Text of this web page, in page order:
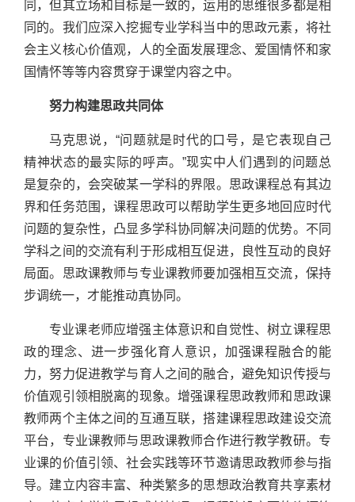
同，但其立场和目标是一致的，运用的思维很多都是相
同的。我们应深入挖掘专业学科当中的思政元素，将社
会主义核心价值观，人的全面发展理念、爱国情怀和家
国情怀等等内容贯穿于课堂内容之中。
努力构建思政共同体
马克思说，“问题就是时代的口号，是它表现自己
精神状态的最实际的呼声。”现实中人们遇到的问题总
是复杂的，会突破某一学科的界限。思政课程总有其边
界和任务范围，课程思政可以帮助学生更多地回应时代
问题的复杂性，凸显多学科协同解决问题的优势。不同
学科之间的交流有利于形成相互促进，良性互动的良好
局面。思政课教师与专业课教师要加强相互交流，保持
步调统一，才能推动真协同。
专业课老师应增强主体意识和自觉性、树立课程思
政的理念、进一步强化育人意识，加强课程融合的能
力，努力促进教学与育人之间的融合，避免知识传授与
价值观引领相脱离的现象。增强课程思政教师和思政课
教师两个主体之间的互通互联，搭建课程思政建设交流
平台，专业课教师与思政课教师合作进行教学教研。专
业课的价值引领、社会实践等环节邀请思政教师参与指
导。建立内容丰富、种类繁多的思想政治教育共享素材